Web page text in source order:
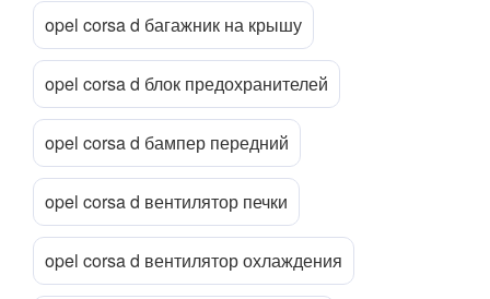
opel corsa d багажник на крышу
opel corsa d блок предохранителей
opel corsa d бампер передний
opel corsa d вентилятор печки
opel corsa d вентилятор охлаждения